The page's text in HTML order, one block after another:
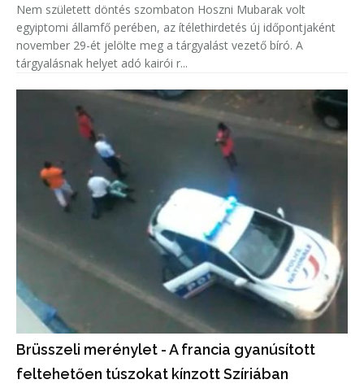
Nem született döntés szombaton Hoszni Mubarak volt
egyiptomi államfő perében, az ítélethirdetés új időpontjaként
november 29-ét jelölte meg a tárgyalást vezető bíró. A
tárgyalásnak helyet adó kairói r...
Brüsszeli merénylet - A francia gyanúsított
feltehetően túszokat kínzott Szíriában